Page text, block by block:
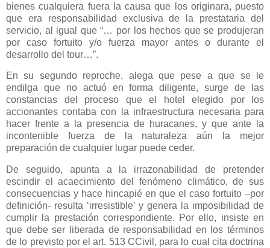
bienes cualquiera fuera la causa que los originara, puesto
que era responsabilidad exclusiva de la prestataria del
servicio, al igual que “… por los hechos que se produjeran
por caso fortuito y/o fuerza mayor antes o durante el
desarrollo del tour…”.
En su segundo reproche, alega que pese a que se le
endilga que no actuó en forma diligente, surge de las
constancias del proceso que el hotel elegido por los
accionantes contaba con la infraestructura necesaria para
hacer frente a la presencia de huracanes, y que ante la
incontenible fuerza de la naturaleza aún la mejor
preparación de cualquier lugar puede ceder.
De seguido, apunta a la irrazonabilidad de pretender
escindir el acaecimiento del fenómeno climático, de sus
consecuencias y hace hincapié en que el caso fortuito –por
definición- resulta ‘irresistible’ y genera la imposibilidad de
cumplir la prestación correspondiente. Por ello, insiste en
que debe ser liberada de responsabilidad en los términos
de lo previsto por el art. 513 CCivil, para lo cual cita doctrina